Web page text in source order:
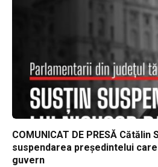
COMUNICAT DE PRESĂ
suspendarea președintelui
guvern